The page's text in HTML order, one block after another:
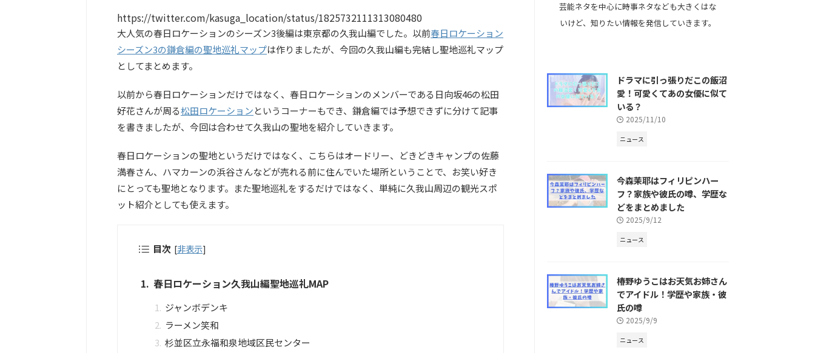
https://twitter.com/kasuga_location/status/1825732111313080480
大人気の春日ロケーションのシーズン3後編は東京都の久我山編でした。以前春日ロケーション
シーズン3の鎌倉編の聖地巡礼マップは作りましたが、今回の久我山編も完結し聖地巡礼マップ
としてまとめます。
以前から春日ロケーションだけではなく、春日ロケーションのメンバーである日向坂46の松田
好花さんが周る松田ロケーションというコーナーもでき、鎌倉編では予想できずに分けて記事
を書きましたが、今回は合わせて久我山の聖地を紹介していきます。
春日ロケーションの聖地というだけではなく、こちらはオードリー、どきどきキャンプの佐藤
満春さん、ハマカーンの浜谷さんなどが売れる前に住んでいた場所ということで、お笑い好き
にとっても聖地となります。また聖地巡礼をするだけではなく、単純に久我山周辺の観光スポ
ット紹介としても使えます。
目次 [非表示]
春日ロケーション久我山編聖地巡礼MAP
ジャンボデンキ
ラーメン笑和
杉並区立永福和泉地域区民センター
芸能ネタを中心に時事ネタなども大きくはな
いけど、知りたい情報を発信していきます。
ドラマに引っ張りだこの飯沼
愛！可愛くてあの女優に似て
いる？
2025/11/10
ニュース
今森茉耶はフィリピンハー
フ？家族や彼氏の噂、学歴な
どをまとめました
2025/9/12
ニュース
椿野ゆうこはお天気お姉さん
でアイドル！学歴や家族・彼
氏の噂
2025/9/9
ニュース